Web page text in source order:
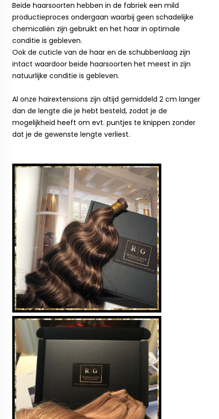
Beide haarsoorten hebben in de fabriek een mild
productieproces ondergaan waarbij geen schadelijke
chemicaliën zijn gebruikt en het haar in optimale
conditie is gebleven.
Ook de cuticle van de haar en de schubbenlaag zijn
intact waardoor beide haarsoorten het meest in zijn
natuurlijke conditie is gebleven.
Al onze hairextensions zijn altijd gemiddeld 2 cm langer
dan de lengte die je hebt besteld, zodat je de
mogelijkheid heeft om evt. puntjes te knippen zonder
dat je de gewenste lengte verliest.